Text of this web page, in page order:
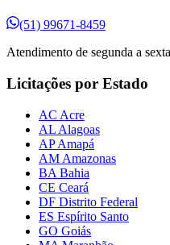
(51) 99671-8459
Atendimento de segunda a
Licitações por Estado
AC Acre
AL Alagoas
AP Amapá
AM Amazonas
BA Bahia
CE Ceará
DF Distrito Federal
ES Espírito Santo
GO Goiás